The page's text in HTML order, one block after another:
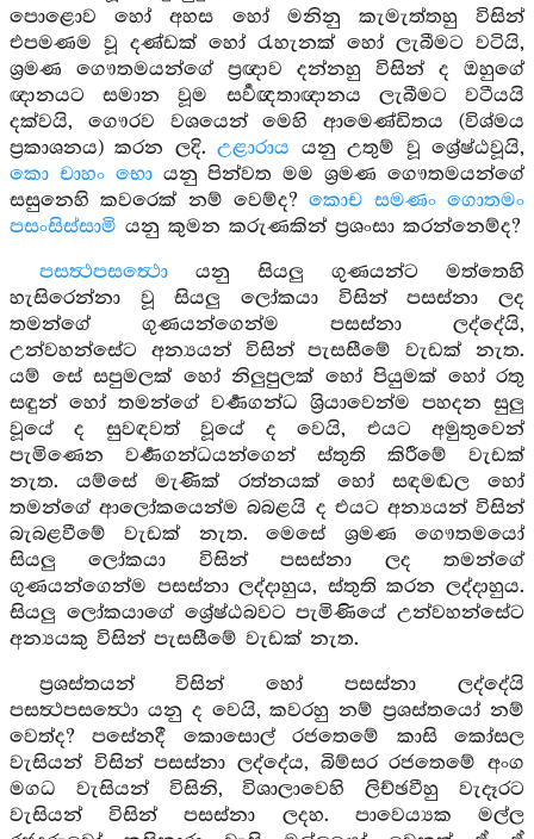
පොළොව හෝ අහස හෝ මනිනු කැමැත්තහු විසින්
එපමණම වූ දණ්ඩක් හෝ රැහැනක් හෝ ලැබීමට වටියි,
ශ්‍රමණ ගෞතමයන්ගේ ප්‍රඥාව දන්නහු විසින් ද ඔහුගේ
ඥානයට සමාන වූම සර්‍වඥතාඥානය ලැබීමට වටීයයි
දක්වයි, ගෞරව වශයෙන් මෙහි ආමෙණ්ඩිතය (විශ්මය
ප්‍රකාශනය) කරන ලදි.උළාරාය යනු උතුම් වූ ශ්‍රේෂ්ඨවූයි,
කො චාහං භොයනු පින්වත මම ශ්‍රමණ ගෞතමයන්ගේ
සසුනෙහි කවරෙක් නම් වෙම්ද?කොච සමණං ගොතමං
පසංසිස්සාමි යනු කුමන කරුණකින් ප්‍රශංසා කරන්නෙම්ද?
පසත්‍ථපසත්‍ථොයනු සියලු ගුණයන්ට මත්තෙහි
හැසිරෙන්නා වූ සියලු ලෝකයා විසින් පසස්නා ලද
තමන්ගේ ගුණයන්ගෙන්ම පසස්නා ලද්දේයි,
උන්වහන්සේට අන්‍යයන් විසින් පැසසීමේ වැඩක් නැත.
යම් සේ සපුමලක් හෝ නිලුපුලක් හෝ පියුමක් හෝ රතු
සඳුන් හෝ තමන්ගේ වර්‍ණගන්ධ ශ්‍රියාවෙන්ම පහදන සුලු
වූයේ ද සුවඳවත් වූයේ ද වෙයි, එයට අමුතුවෙන්
පැමිණෙන වර්‍ණගන්ධයන්ගෙන් ස්තුති කිරීමේ වැඩක්
නැත. යම්සේ මැණික් රත්නයක් හෝ සඳමඬල හෝ
තමන්ගේ ආලෝකයෙන්ම බබළයි ද එයට අන්‍යයන් විසින්
බැබළවීමේ වැඩක් නැත. මෙසේ ශ්‍රමණ ගෞතමයෝ
සියලු ලෝකයා විසින් පසස්නා ලද තමන්ගේ
ගුණයන්ගෙන්ම පසස්නා ලද්දාහුය, ස්තුති කරන ලද්දාහුය.
සියලු ලෝකයාගේ ශ්‍රේෂ්ඨබවට පැමිණියේ උන්වහන්සේට
අන්‍යයකු විසින් පැසසීමේ වැඩක් නැත.
ප්‍රශස්තයන් විසින් හෝ පසස්නා ලද්දේයි
පසත්‍ථපසත්‍ථො යනු ද වෙයි, කවරහු නම් ප්‍රශස්තයෝ නම්
වෙත්ද? පසේනදී කොසොල් රජතෙමේ කාසි කෝසල
වැසියන් විසින් පසස්නා ලද්දේය, බිම්සර රජතෙමේ අංග
මගධ වැසියන් විසිනි, විශාලාවෙහි ලිච්ඡවීහු වැදෑරට
වැසියන් විසින් පසස්නා ලදහ. පාවෙය්‍යක මල්ල